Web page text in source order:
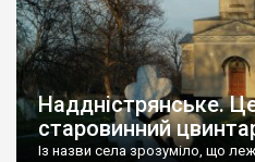
Наддністрянське.
старовинний
Із назви села зрозуміло, що